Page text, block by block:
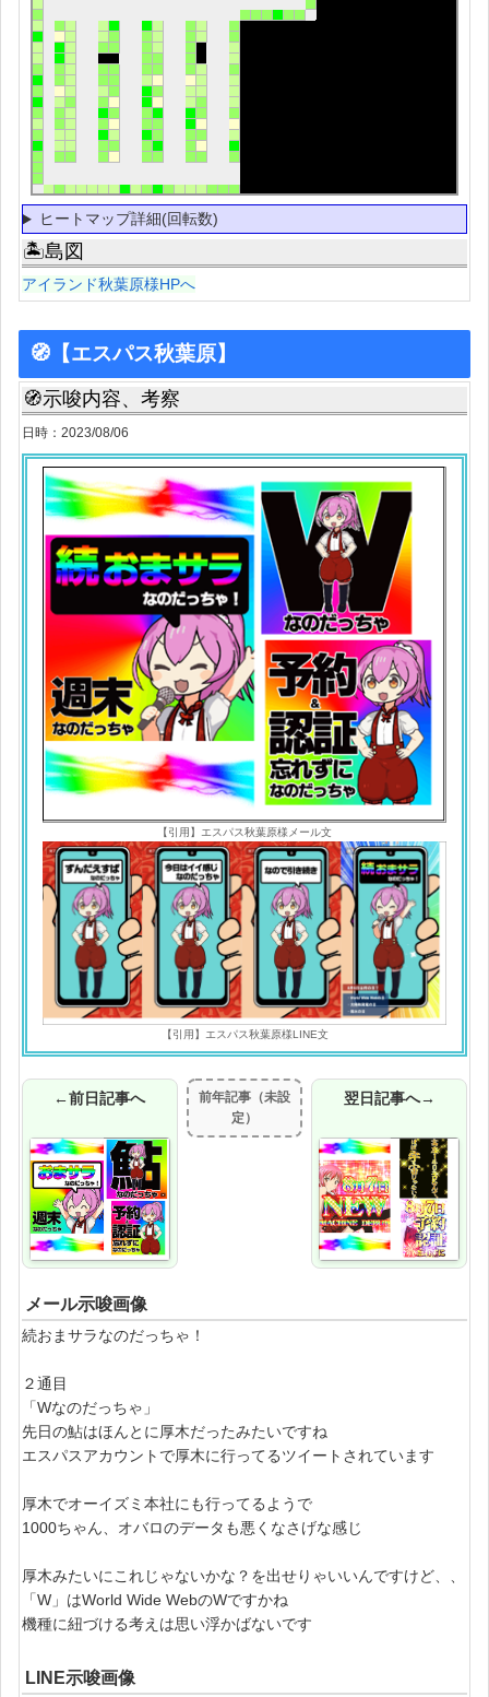
ヒートマップ詳細(回転数)
🏝島図
アイランド秋葉原様HPへ
🧭【エスパス秋葉原】
🧭示唆内容、考察
日時：2023/08/06
【引用】エスパス秋葉原様メール文
【引用】エスパス秋葉原様LINE文
←前日記事へ
前年記事（未設
定）
翌日記事へ→
メール示唆画像
続おまサラなのだっちゃ！
２通目
「Wなのだっちゃ」
先日の鮎はほんとに厚木だったみたいですね
エスパスアカウントで厚木に行ってるツイートされています
厚木でオーイズミ本社にも行ってるようで
1000ちゃん、オバロのデータも悪くなさげな感じ
厚木みたいにこれじゃないかな？を出せりゃいいんですけど、、
「W」はWorld Wide WebのWですかね
機種に紐づける考えは思い浮かばないです
LINE示唆画像